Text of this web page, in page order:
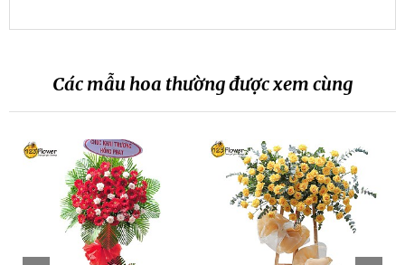
Các mẫu hoa thường được xem cùng